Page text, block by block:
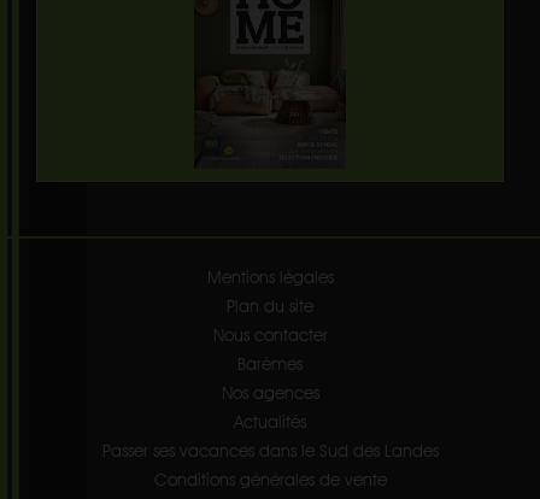
Mentions légales
Plan du site
Nous contacter
Barèmes
Nos agences
Actualités
Passer ses vacances dans le Sud des Landes
Conditions générales de vente